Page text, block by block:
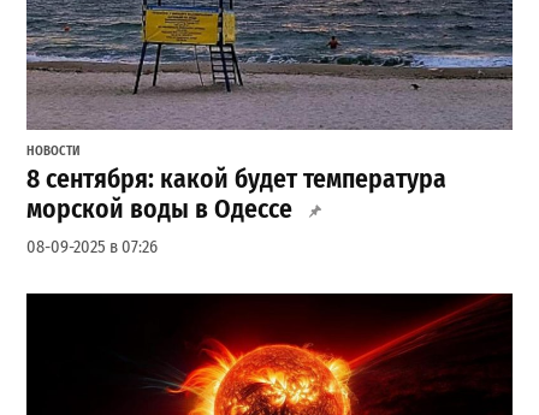
НОВОСТИ
8 сентября: какой будет температура
морской воды в Одессе
08-09-2025 в 07:26